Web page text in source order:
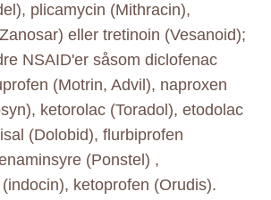
plicamycin (Mithracin),
eller tretinoin (Vesanoid);
NSAID'er såsom diclofenac
(Motrin, Advil), naproxen
ketorolac (Toradol), etodolac
(Dolobid), flurbiprofen
(Ponstel) ,
ketoprofen (Orudis).